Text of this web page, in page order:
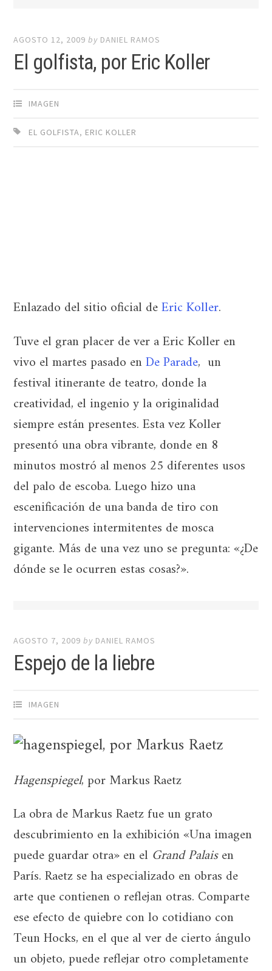
AGOSTO 12, 2009 by DANIEL RAMOS
El golfista, por Eric Koller
IMAGEN
EL GOLFISTA, ERIC KOLLER
Enlazado del sitio oficial deEric Koller.
Tuve el gran placer de ver a Eric Koller en
vivo el martes pasado enDe Parade, un
festival itinerante de teatro, donde la
creatividad, el ingenio y la originalidad
siempre están presentes. Esta vez Koller
presentó una obra vibrante, donde en 8
minutos mostró al menos 25 diferentes usos
del palo de escoba. Luego hizo una
escenificación de una banda de tiro con
intervenciones intermitentes de mosca
gigante. Más de una vez uno se pregunta: «¿De
dónde se le ocurren estas cosas?».
AGOSTO 7, 2009 by DANIEL RAMOS
Espejo de la liebre
IMAGEN
Hagenspiegel, por Markus Raetz
La obra de Markus Raetz fue un grato
descubrimiento en la exhibición «Una imagen
puede guardar otra» en el Grand Palaisen
París. Raetz se ha especializado en obras de
arte que contienen o reflejan otras. Comparte
ese efecto de quiebre con lo cotidiano con
Teun Hocks, en el que al ver de cierto ángulo
un objeto, puede reflejar otro completamente